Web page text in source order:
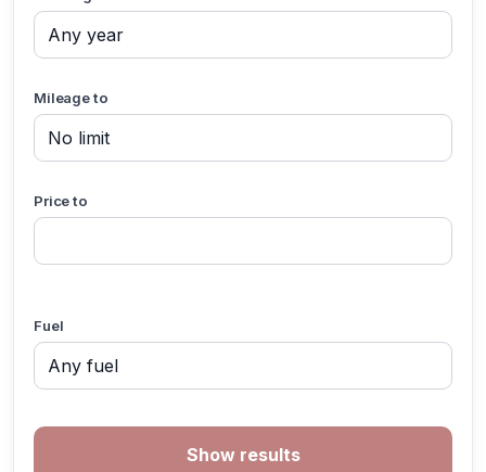
Mileage to
Price to
Fuel